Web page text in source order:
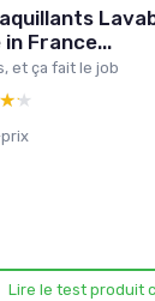
France...
et ça fait le job
Lire le test produit